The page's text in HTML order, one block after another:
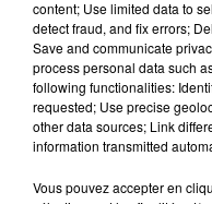
17 novembre 2021 - 1
Les prénoms à la
Du lundi au vendredi, de
Aline et Laura pour vous
content; Use limited data to
detect fraud, and fix errors;
Save and communicate
process personal data such
following functionalities:
requested; Use precise
other data sources; Link
information transmitted
Vous pouvez accepter en